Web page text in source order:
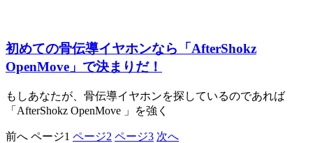
初めての骨伝導イヤホンなら「AfterShokz
OpenMove」で決まりだ！
もしあなたが、骨伝導イヤホンを探しているのであれば
「AfterShokz OpenMove 」を強く
前へ ページ1 ページ2 ページ3 次へ